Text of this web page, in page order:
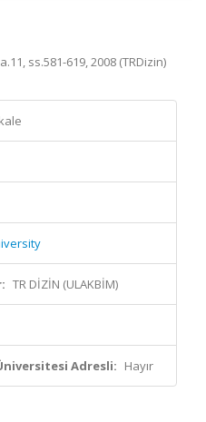
ss.581-619, 2008 (TRDizin)
TR DİZİN (ULAKBİM)
Adresli: Hayır